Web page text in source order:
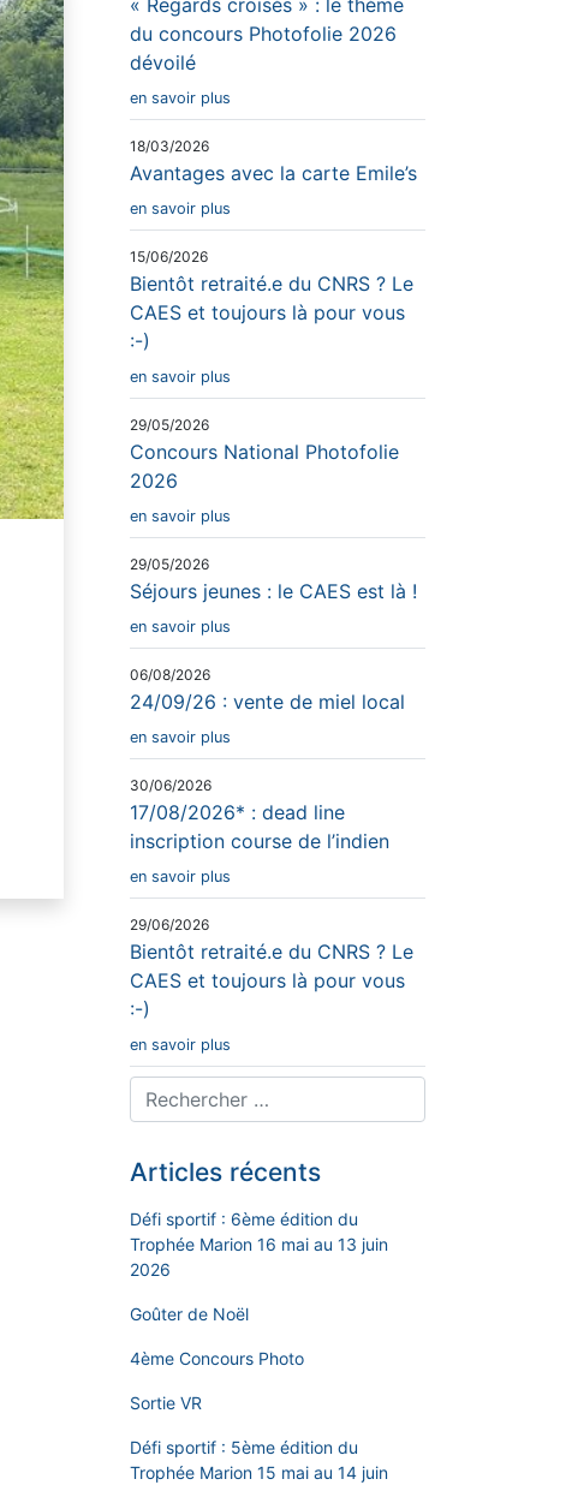
du concours Photofolie 2026
dévoilé
en savoir plus
18/03/2026
Avantages avec la carte Emile’s
en savoir plus
15/06/2026
Bientôt retraité.e du CNRS ? Le
CAES et toujours là pour vous
:-)
en savoir plus
29/05/2026
Concours National Photofolie
2026
en savoir plus
29/05/2026
Séjours jeunes : le CAES est là !
en savoir plus
06/08/2026
24/09/26 : vente de miel local
en savoir plus
30/06/2026
17/08/2026* : dead line
inscription course de l’indien
en savoir plus
29/06/2026
Bientôt retraité.e du CNRS ? Le
CAES et toujours là pour vous
:-)
en savoir plus
Articles récents
Défi sportif : 6ème édition du
Trophée Marion 16 mai au 13 juin
2026
Goûter de Noël
4ème Concours Photo
Sortie VR
Défi sportif : 5ème édition du
Trophée Marion 15 mai au 14 juin